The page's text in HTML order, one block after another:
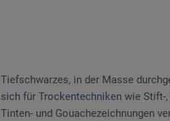
Tiefschwarzes, in der Masse
sich für Trockentechniken wie Stift-
Tinten- und Gouachezeichnungen